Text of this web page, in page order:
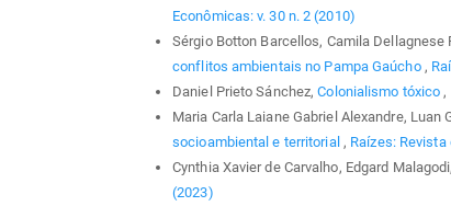
Econômicas: v. 30 n. 2 (2010)
Sérgio Botton Barcellos, Camila Dellagnese
conflitos ambientais no Pampa Gaúcho ,
Daniel Prieto Sánchez,Colonialismo tóxico,
Maria Carla Laiane Gabriel Alexandre,
socioambiental e territorial , Raízes:
Cynthia Xavier de Carvalho, Edgard Malagodi,
(2023)